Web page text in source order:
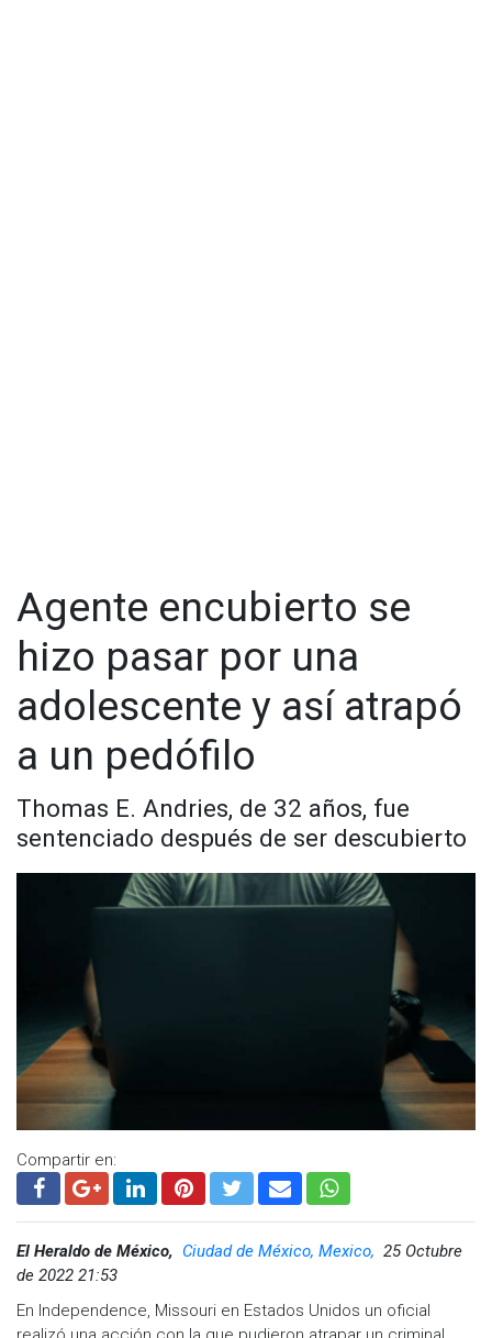
Agente encubierto se
hizo pasar por una
adolescente y así atrapó
a un pedófilo
Thomas E. Andries, de 32 años, fue
sentenciado después de ser descubierto
Compartir en:
El Heraldo de México, Ciudad de México, Mexico, 25 Octubre
de 2022 21:53
En Independence, Missouri en Estados Unidos un oficial